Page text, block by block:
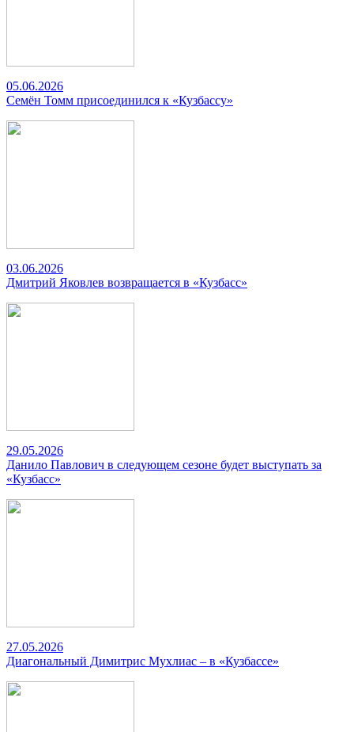
05.06.2026
Семён Томм присоединился к «Кузбассу»
03.06.2026
Дмитрий Яковлев возвращается в «Кузбасс»
29.05.2026
Данило Павлович в следующем сезоне будет выступать за
«Кузбасс»
27.05.2026
Диагональный Димитрис Мухлиас – в «Кузбассе»